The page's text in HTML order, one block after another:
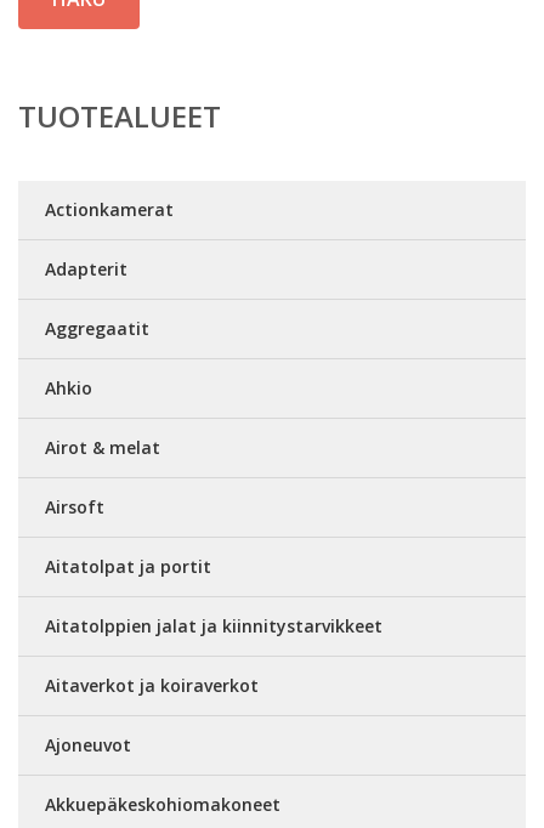
TUOTEALUEET
Actionkamerat
Adapterit
Aggregaatit
Ahkio
Airot & melat
Airsoft
Aitatolpat ja portit
Aitatolppien jalat ja kiinnitystarvikkeet
Aitaverkot ja koiraverkot
Ajoneuvot
Akkuepäkeskohiomakoneet